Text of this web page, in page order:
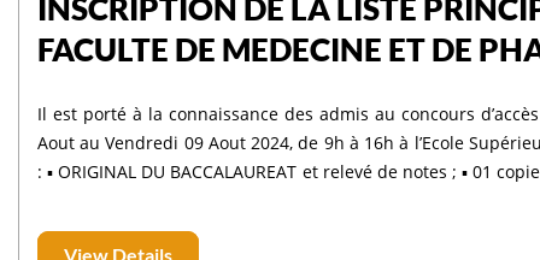
INSCRIPTION DE LA LISTE
FACULTE DE MEDECINE ET DE
Il est porté à la connaissance des admis au concours
Aout au Vendredi 09 Aout 2024, de 9h à 16h à l’Ecole Supérieure de
: ▪ ORIGINAL DU BACCALAUREAT et relevé de notes ; ▪ 01 copie de la CIN ; ▪ 02 photos d’identité format CIN avec votre nom au verso
View Details